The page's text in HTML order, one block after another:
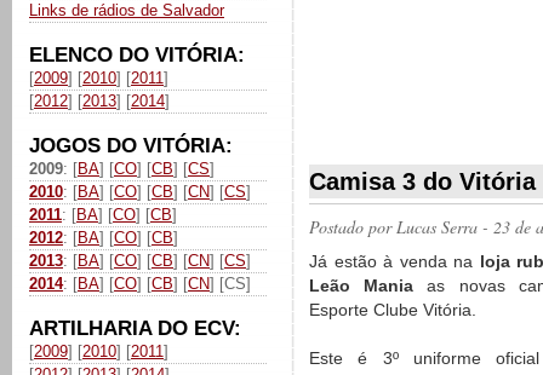
Links de rádios de Salvador
ELENCO DO VITÓRIA:
[2009] [2010] [2011]
[2012] [2013] [2014]
JOGOS DO VITÓRIA:
2009: [BA] [CO] [CB] [CS]
2010: [BA] [CO] [CB] [CN] [CS]
2011: [BA] [CO] [CB]
2012: [BA] [CO] [CB]
2013: [BA] [CO] [CB] [CN] [CS]
2014: [BA] [CO] [CB] [CN] [CS]
ARTILHARIA DO ECV:
[2009] [2010] [2011]
Camisa 3 do Vitória
Postado porLucas Serra - 23 de
Já estão à venda na loja
Leão Mania as novas
Esporte Clube Vitória.
Este é 3º uniforme